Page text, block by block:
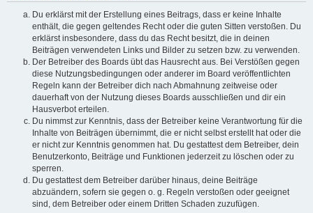
Du erklärst mit der Erstellung eines Beitrags, dass er keine Inhalte
enthält, die gegen geltendes Recht oder die guten Sitten verstoßen. Du
erklärst insbesondere, dass du das Recht besitzt, die in deinen
Beiträgen verwendeten Links und Bilder zu setzen bzw. zu verwenden.
Der Betreiber des Boards übt das Hausrecht aus. Bei Verstößen gegen
diese Nutzungsbedingungen oder anderer im Board veröffentlichten
Regeln kann der Betreiber dich nach Abmahnung zeitweise oder
dauerhaft von der Nutzung dieses Boards ausschließen und dir ein
Hausverbot erteilen.
Du nimmst zur Kenntnis, dass der Betreiber keine Verantwortung für die
Inhalte von Beiträgen übernimmt, die er nicht selbst erstellt hat oder die
er nicht zur Kenntnis genommen hat. Du gestattest dem Betreiber, dein
Benutzerkonto, Beiträge und Funktionen jederzeit zu löschen oder zu
sperren.
Du gestattest dem Betreiber darüber hinaus, deine Beiträge
abzuändern, sofern sie gegen o. g. Regeln verstoßen oder geeignet
sind, dem Betreiber oder einem Dritten Schaden zuzufügen.